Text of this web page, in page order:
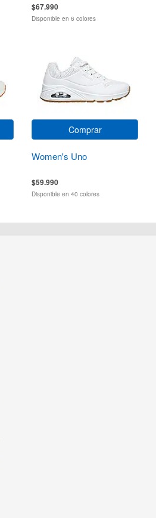
$67.990
Disponible en 6 colores
Comprar
Women's Uno
$59.990
Disponible en 40 colores